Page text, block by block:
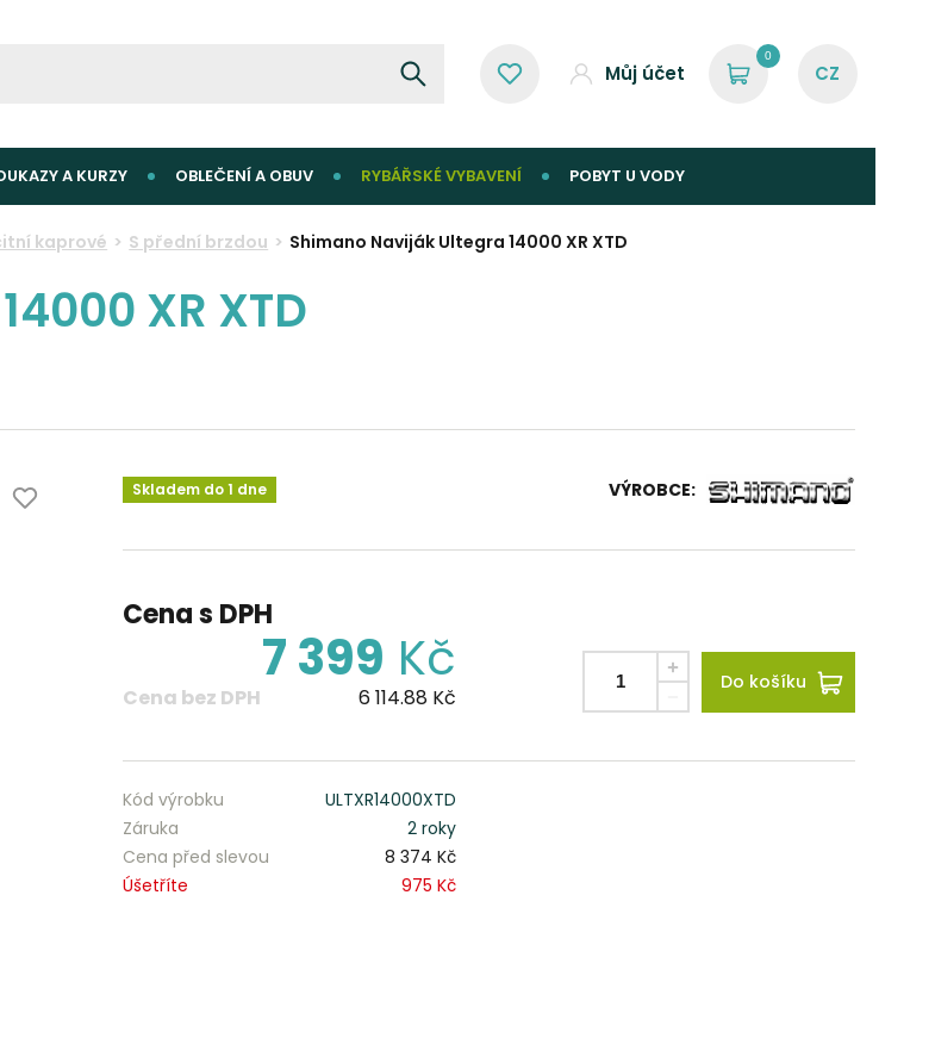
Můj účet
0
A KURZY OBLEČENÍ A OBUV RYBÁŘSKÉ VYBAVENÍ POBYT U VODY
kaprové S přední brzdou Shimano Naviják Ultegra 14000 XR XTD
XR XTD
Skladem do 1 dne VÝROBCE:
Cena s DPH
7 399 Kč
Cena bez DPH 6 114.88 Kč
Do košíku
Kód výrobku
ULTXR14000XTD
Záruka
2 roky
Cena před slevou
8 374 Kč
Úšetříte
975 Kč